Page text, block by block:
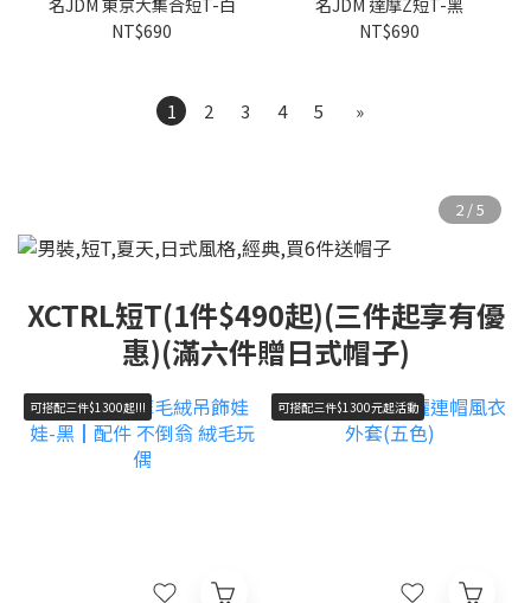
名JDM 東京大集合短T-白
NT$690
名JDM 達摩Z短T-黑
NT$690
1 2 3 4 5 »
XCTRL短T(1件$490起)(三件起享有優
惠)(滿六件贈日式帽子)
可搭配三件$1300起!!! 可搭配三件$1300元起活動